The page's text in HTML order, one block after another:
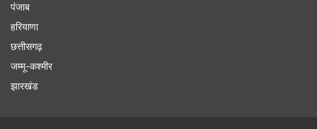
पहले भी फिल्म रिलीज के समय हुआ था हमला
बता दें कि इससे पहले भी फवाद खान की फिल्म रिलीज होने
के बाद पाकिस्तानी आतंकियों ने हमला किया था। साल
2016 में फवाद खान की फिल्म 'ऐ दिल है मुश्किल' रिलीज हुई
पंजाब
हरियाणा
छत्तीसगढ़
जम्मू-कश्मीर
झारखंड